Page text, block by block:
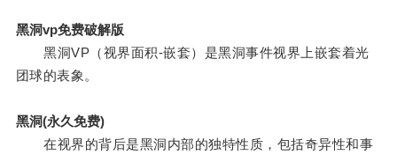
黑洞vp免费破解版
黑洞VP（视界面积-嵌套）是黑洞事件视界上嵌套着光
团球的表象。
黑洞(永久免费)
在视界的背后是黑洞内部的独特性质，包括奇异性和事